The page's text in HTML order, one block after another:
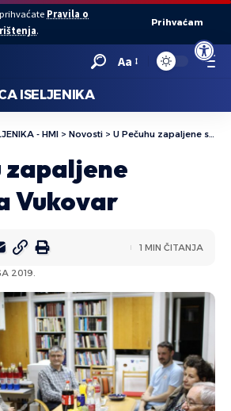
Open
Pravila o
.
Prihvaćam
Aa
ISELJENIKA
- HMI > Novosti > U Pečuhu zapaljene svijeće za Vukovar
zapaljene
Vukovar
2019.
1 MIN ČITANJA